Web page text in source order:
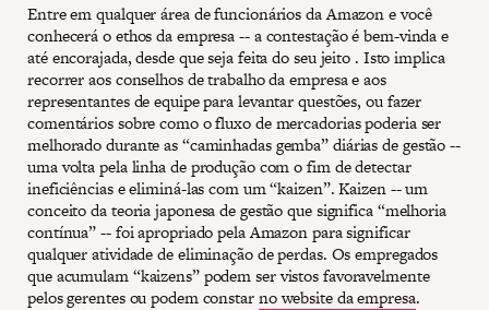
Entre em qualquer área de funcionários da Amazon e você
conhecerá o ethos da empresa -- a contestação é bem-vinda e
até encorajada, desde que seja feita do seu jeito . Isto implica
recorrer aos conselhos de trabalho da empresa e aos
representantes de equipe para levantar questões, ou fazer
comentários sobre como o fluxo de mercadorias poderia ser
melhorado durante as “caminhadas gemba” diárias de gestão --
uma volta pela linha de produção com o fim de detectar
ineficiências e eliminá-las com um “kaizen”. Kaizen -- um
conceito da teoria japonesa de gestão que significa “melhoria
contínua” -- foi apropriado pela Amazon para significar
qualquer atividade de eliminação de perdas. Os empregados
que acumulam “kaizens” podem ser vistos favoravelmente
pelos gerentes ou podem constarno website da empresa.